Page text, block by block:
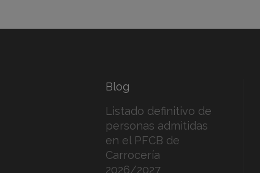
Blog
Listado definitivo de
personas admitidas
en el PFCB de
Carrocería
2026/2027